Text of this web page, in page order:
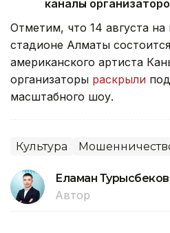
каналы
Отметим, что 14 августа
стадионе Алматы
американского артиста
организаторы раскрыли
масштабного шоу.
Культура
Еламан Турысбеков
Автор